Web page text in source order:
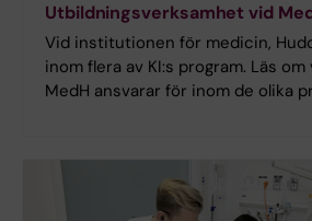
Utbildningsverksamhet vid
Vid institutionen för medicin,
inom flera av KI:s program. Läs
MedH ansvarar för inom de olika